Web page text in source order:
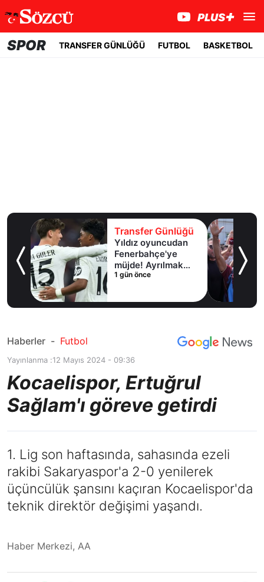
SPOR TRANSFER GÜNLÜĞÜ FUTBOL BASKETBOL
Transfer Günlüğü
Yıldız oyuncudan
Fenerbahçe'ye
müjde! Ayrılmak
istiyor
1 gün önce
Haberler - Futbol
Yayınlanma :12 Mayıs 2024 - 09:36
Kocaelispor, Ertuğrul
Sağlam'ı göreve getirdi
1. Lig son haftasında, sahasında ezeli
rakibi Sakaryaspor'a 2-0 yenilerek
üçüncülük şansını kaçıran Kocaelispor'da
teknik direktör değişimi yaşandı.
Haber Merkezi, AA